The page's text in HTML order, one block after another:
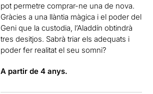
pot permetre comprar-ne una de nova.
Gràcies a una llàntia màgica i el poder del
Geni que la custodia, l’Aladdín obtindrà
tres desitjos. Sabrà triar els adequats i
poder fer realitat el seu somni?
A partir de 4 anys.